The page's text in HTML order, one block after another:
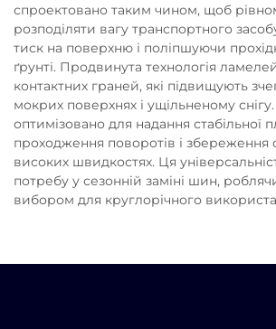
спроектовано таким чином, щоб
розподіляти вагу транспортного
тиск на поверхню і поліпшуючи
ґрунті. Продвинута технологія
контактних граней, які підвищують
мокрих поверхнях і ущільненому
оптимізовано для надання стабільної
проходження поворотів і збереження
високих швидкостях. Ця
потребу у сезонній заміні шин,
вибором для круглорічного